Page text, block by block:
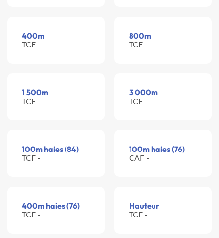
400m
TCF -
800m
TCF -
1 500m
TCF -
3 000m
TCF -
100m haies (84)
TCF -
100m haies (76)
CAF -
400m haies (76)
TCF -
Hauteur
TCF -